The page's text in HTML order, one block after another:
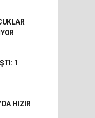
1
HIZIR